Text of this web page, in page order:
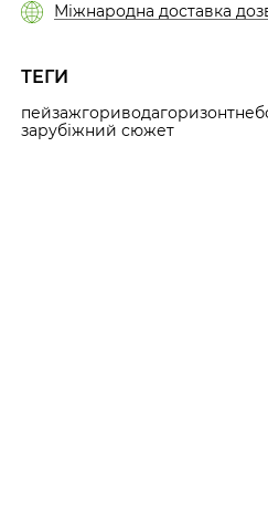
Міжнародна доставка
ТЕГИ
пейзажгориводагоризонт
зарубіжний сюжет